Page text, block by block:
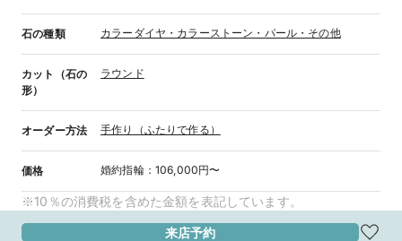
石の種類 カラーダイヤ・カラーストーン・パール・その他
カット（石の
形）
ラウンド
オーダー方法 手作り（ふたりで作る）
価格 婚約指輪： 106,000円〜
※10％の消費税を含めた金額を表記しています。
来店予約